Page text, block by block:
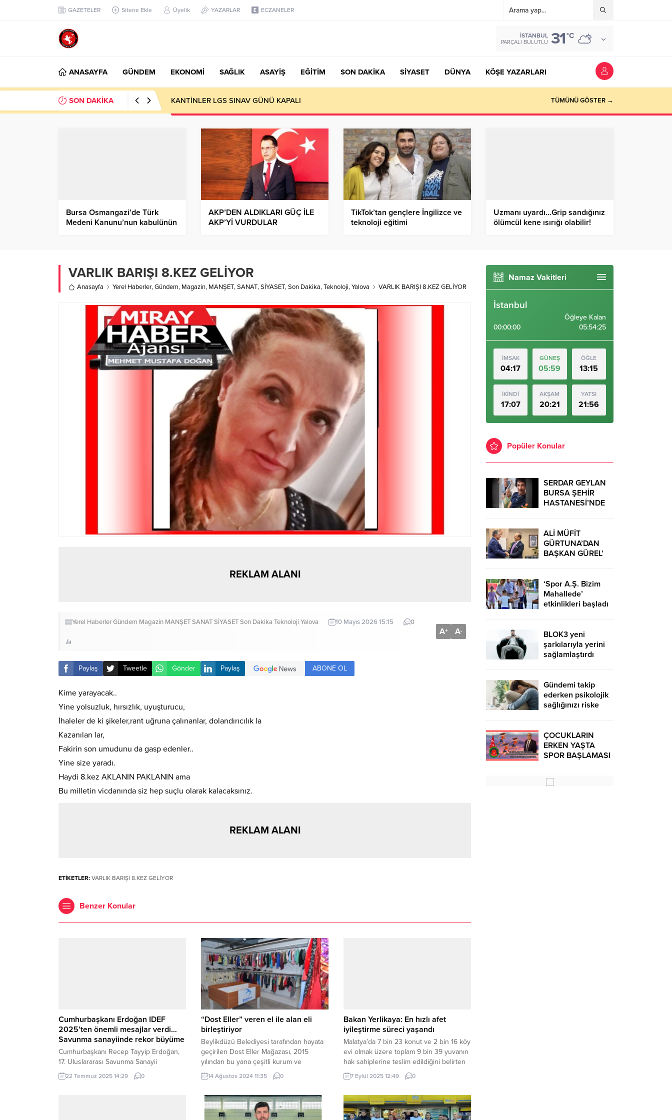
GAZETELER Sitene Ekle Üyelik YAZARLAR ECZANELER
İSTANBUL
PARÇALI BULUTLU 31°C
ANASAYFA GÜNDEM EKONOMİ SAĞLIK ASAYİŞ EĞİTİM SON DAKİKA SİYASET DÜNYA KÖŞE YAZARLARI
SON DAKİKA KANTİNLER LGS SINAV GÜNÜ KAPALI TÜMÜNÜ GÖSTER →
Bursa Osmangazi’de Türk
Medeni Kanunu’nun kabulünün
AKP’DEN ALDIKLARI GÜÇ İLE
AKP’Yİ VURDULAR
TikTok’tan gençlere İngilizce ve
teknoloji eğitimi
Uzmanı uyardı…Grip sandığınız
ölümcül kene ısırığı olabilir!
VARLIK BARIŞI 8.KEZ GELİYOR
Anasayfa Yerel Haberler,Gündem, Magazin, MANŞET,SANAT,SİYASET,Son Dakika,Teknoloji,Yalova VARLIK BARIŞI 8.KEZ GELİYOR
REKLAM ALANI
Yerel HaberlerGündem Magazin MANŞETSANATSİYASETSon Dakika Teknoloji Yalova 10 Mayıs 2026 15:15 0
A+ A-
Paylaş Tweetle Gönder Paylaş ABONE OL
Kime yarayacak..
Yine yolsuzluk, hırsızlık, uyuşturucu,
İhaleler de ki şikeler,rant uğruna çalınanlar, dolandırıcılık la
Kazanılan lar,
Fakirin son umudunu da gasp edenler..
Yine size yaradı.
Haydi 8.kez AKLANIN PAKLANIN ama
Bu milletin vicdanında siz hep suçlu olarak kalacaksınız.
REKLAM ALANI
ETİKETLER: VARLIK BARIŞI 8.KEZ GELİYOR
Benzer Konular
Cumhurbaşkanı Erdoğan IDEF
2025’ten önemli mesajlar verdi…
Savunma sanayiinde rekor büyüme
Cumhurbaşkanı Recep Tayyip Erdoğan,
17. Uluslararası Savunma Sanayii
Fuarı’nda (IDEF 2025) Gazze’deki
soykırımı kınadı, Türkiye’nin savunma
22 Temmuz 2025 14:29 0
“Dost Eller” veren el ile alan eli
birleştiriyor
Beylikdüzü Belediyesi tarafından hayata
geçirilen Dost Eller Mağazası, 2015
yılından bu yana çeşitli kurum ve
kuruluşlar ile hayırsever vatandaşların
giyim, ev tekstili, züccaciye ve beyaz
Beylikdüzü’ndeki ihtiyaç sahiplerine
ulaştırıyor. Veren el ile alan elin birbirini
14 Ağustos 2024 11:35 0
Bakan Yerlikaya: En hızlı afet
iyileştirme süreci yaşandı
Malatya’da 7 bin 23 konut ve 2 bin 16 köy
evi olmak üzere toplam 9 bin 39 yuvanın
hak sahiplerine teslim edildiğini belirten
İçişleri Bakanı Ali Yerlikaya, Türkiye
genelinde 18 ilde 304 bin 836 bağımsız
hızlı afet iyileştirme sürecinin
gerçekleştirildiğini söyledi. ANKARA
7 Eylül 2025 12:49 0
Namaz Vakitleri
İstanbul
00:00:00
Öğleye Kalan
05:54:24
İMSAK
04:17
GÜNEŞ
05:59
ÖĞLE
13:15
İKİNDİ
17:07
AKŞAM
20:21
YATSI
21:56
Popüler Konular
SERDAR GEYLAN
BURSA ŞEHİR
HASTANESİ’NDE
ALİ MÜFİT
GÜRTUNA’DAN
BAŞKAN GÜREL’
‘Spor A.Ş. Bizim
Mahallede’
etkinlikleri başladı
BLOK3 yeni
şarkılarıyla yerini
sağlamlaştırdı
Gündemi takip
ederken psikolojik
sağlığınızı riske
ÇOCUKLARIN
ERKEN YAŞTA
SPOR BAŞLAMASI
TEHLİKELERDEN
UZAK TUTUMUŞ